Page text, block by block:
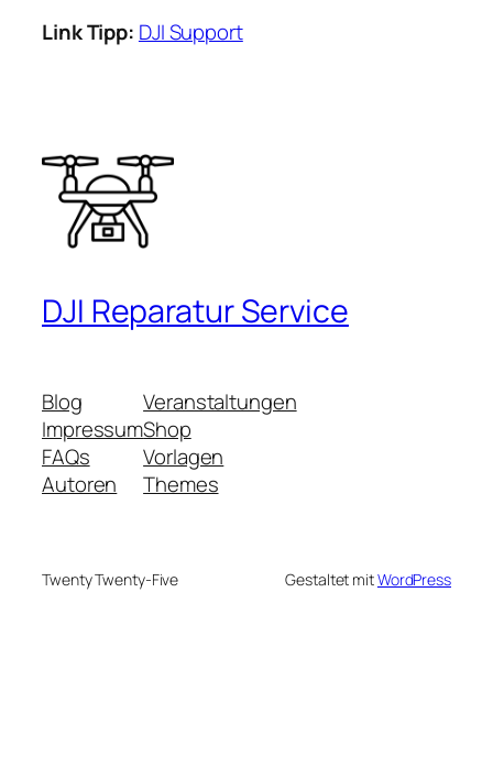
Link Tipp: DJI Support
DJI Reparatur Service
Blog
Impressum
FAQs
Autoren
Veranstaltungen
Shop
Vorlagen
Themes
Twenty Twenty-Five Gestaltet mitWordPress